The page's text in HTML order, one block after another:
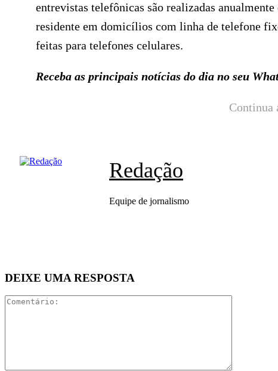
entrevistas telefônicas são realizadas
residente em domicílios com linha de telefone
feitas para telefones celulares.
Receba as principais notícias do dia no seu
Continua
Redação
Equipe de jornalismo
DEIXE UMA RESPOSTA